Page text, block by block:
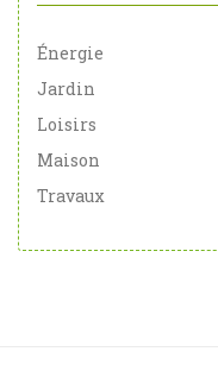
Énergie
Jardin
Loisirs
Maison
Travaux